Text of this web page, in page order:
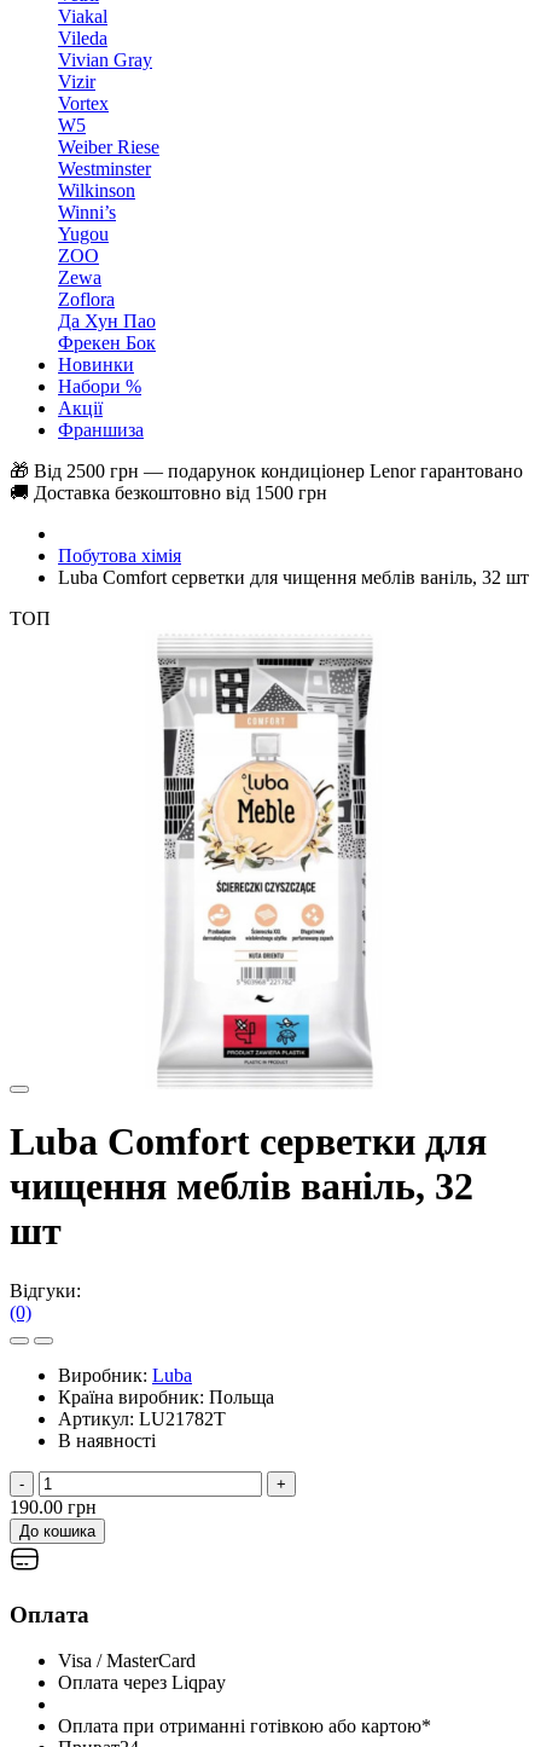
Viakal
Vileda
Vivian Gray
Vizir
Vortex
W5
Weiber Riese
Westminster
Wilkinson
Winni’s
Yugou
ZOO
Zewa
Zoflora
Да Хун Пао
Фрекен Бок
Новинки
Набори %
Акції
Франшиза
🎁 Від 2500 грн — подарунок кондиціонер Lenor гарантовано
🚚 Доставка безкоштовно від 1500 грн
Побутова хімія
Luba Comfort серветки для чищення меблів ваніль, 32 шт
ТОП
Luba Comfort серветки для
чищення меблів ваніль, 32
шт
Відгуки:
(0)
Виробник: Luba
Країна виробник: Польща
Артикул: LU21782T
В наявності
- +
190.00 грн
До кошика
Оплата
Visa / MasterCard
Оплата через Liqpay
Оплата при отриманні готівкою або картою*